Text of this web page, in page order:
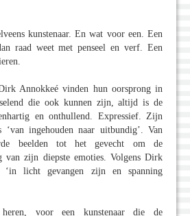
kunstenaar. En wat voor een. Een
raad weet met penseel en verf. Een
Annokkeé vinden hun oorsprong in
die ook kunnen zijn, altijd is de
en onthullend. Expressief. Zijn
ingehouden naar uitbundig’. Van
beelden tot het gevecht om de
van zijn diepste emoties. Volgens Dirk
licht gevangen zijn en spanning
voor een kunstenaar die de